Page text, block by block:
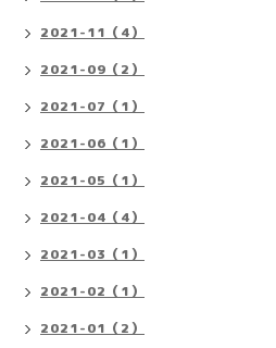
2021-11（4）
2021-09（2）
2021-07（1）
2021-06（1）
2021-05（1）
2021-04（4）
2021-03（1）
2021-02（1）
2021-01（2）